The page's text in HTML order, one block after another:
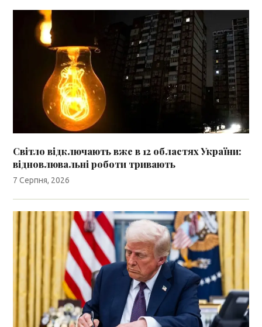
Світло відключають вже в 12 областях України:
відновлювальні роботи тривають
7 Серпня, 2026